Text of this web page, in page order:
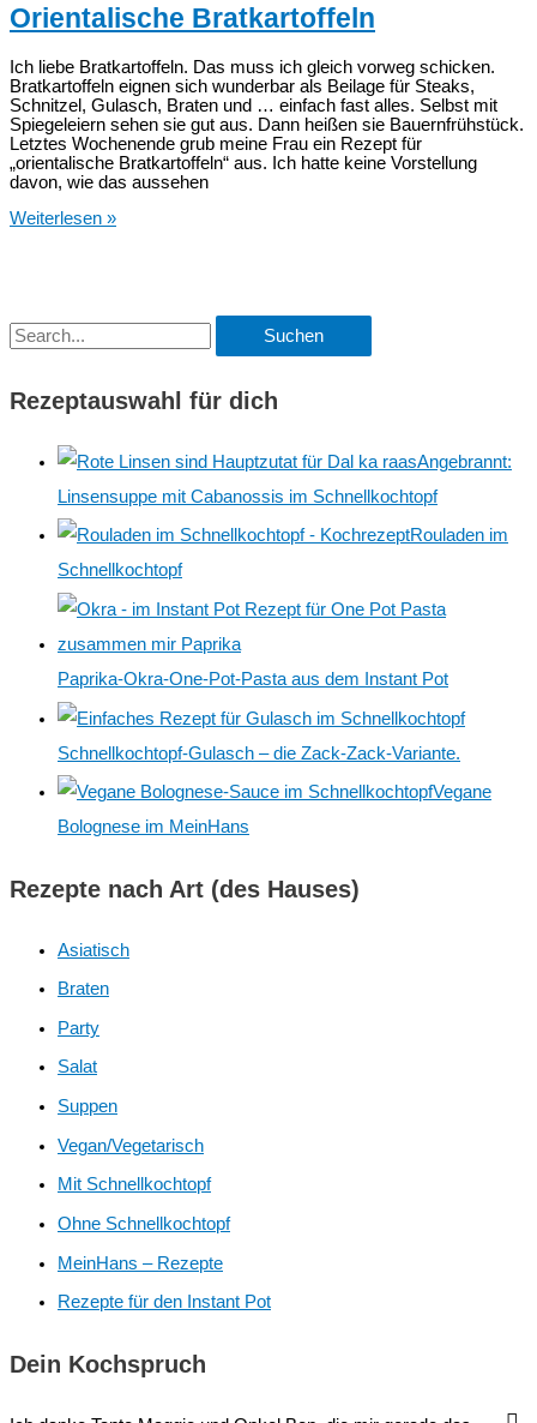
Orientalische Bratkartoffeln
Ich liebe Bratkartoffeln. Das muss ich gleich vorweg schicken.
Bratkartoffeln eignen sich wunderbar als Beilage für Steaks,
Schnitzel, Gulasch, Braten und … einfach fast alles. Selbst mit
Spiegeleiern sehen sie gut aus. Dann heißen sie Bauernfrühstück.
Letztes Wochenende grub meine Frau ein Rezept für
„orientalische Bratkartoffeln“ aus. Ich hatte keine Vorstellung
davon, wie das aussehen
Orientalische
Weiterlesen »
S
c
Rezeptauswahl für dich
Angebrannt:
Linsensuppe mit Cabanossis im Schnellkochtopf
Rouladen im
Schnellkochtopf
Paprika-Okra-One-Pot-Pasta aus dem Instant Pot
Schnellkochtopf-Gulasch – die Zack-Zack-Variante.
Vegane
Bolognese im MeinHans
Rezepte nach Art (des Hauses)
Asiatisch
Braten
Party
Salat
Suppen
Vegan/Vegetarisch
Mit Schnellkochtopf
Ohne Schnellkochtopf
MeinHans – Rezepte
Rezepte für den Instant Pot
Dein Kochspruch